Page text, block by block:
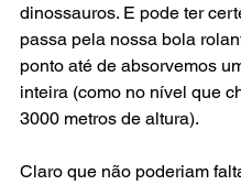
dinossauros. E pode ter
passa pela nossa bola
ponto até de absorvemos
inteira (como no nível que
3000 metros de altura).
Claro que não poderiam